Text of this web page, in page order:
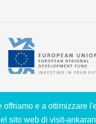
offriamo e a
sito web di visit-
I DIRITTI RISERVATI. |